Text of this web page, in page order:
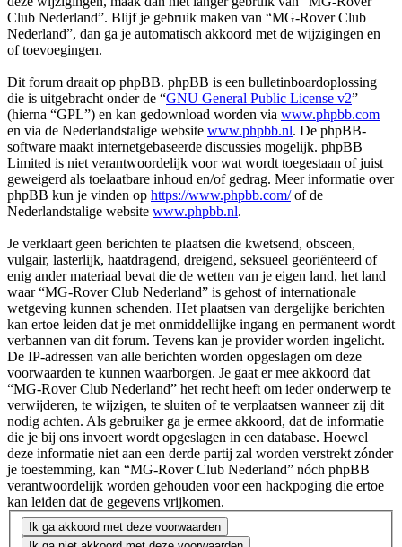
Club Nederland”. Blijf je gebruik maken van “MG-Rover Club
Nederland”, dan ga je automatisch akkoord met de wijzigingen en
of toevoegingen.
Dit forum draait op phpBB. phpBB is een bulletinboardoplossing
die is uitgebracht onder de “GNU General Public License v2”
(hierna “GPL”) en kan gedownload worden via www.phpbb.com
en via de Nederlandstalige website www.phpbb.nl. De phpBB-
software maakt internetgebaseerde discussies mogelijk. phpBB
Limited is niet verantwoordelijk voor wat wordt toegestaan of juist
geweigerd als toelaatbare inhoud en/of gedrag. Meer informatie over
phpBB kun je vinden op https://www.phpbb.com/of de
Nederlandstalige website www.phpbb.nl.
Je verklaart geen berichten te plaatsen die kwetsend, obsceen,
vulgair, lasterlijk, haatdragend, dreigend, seksueel georiënteerd of
enig ander materiaal bevat die de wetten van je eigen land, het land
waar “MG-Rover Club Nederland” is gehost of internationale
wetgeving kunnen schenden. Het plaatsen van dergelijke berichten
kan ertoe leiden dat je met onmiddellijke ingang en permanent wordt
verbannen van dit forum. Tevens kan je provider worden ingelicht.
De IP-adressen van alle berichten worden opgeslagen om deze
voorwaarden te kunnen waarborgen. Je gaat er mee akkoord dat
“MG-Rover Club Nederland” het recht heeft om ieder onderwerp te
verwijderen, te wijzigen, te sluiten of te verplaatsen wanneer zij dit
nodig achten. Als gebruiker ga je ermee akkoord, dat de informatie
die je bij ons invoert wordt opgeslagen in een database. Hoewel
deze informatie niet aan een derde partij zal worden verstrekt zónder
je toestemming, kan “MG-Rover Club Nederland” nóch phpBB
verantwoordelijk worden gehouden voor een hackpoging die ertoe
kan leiden dat de gegevens vrijkomen.